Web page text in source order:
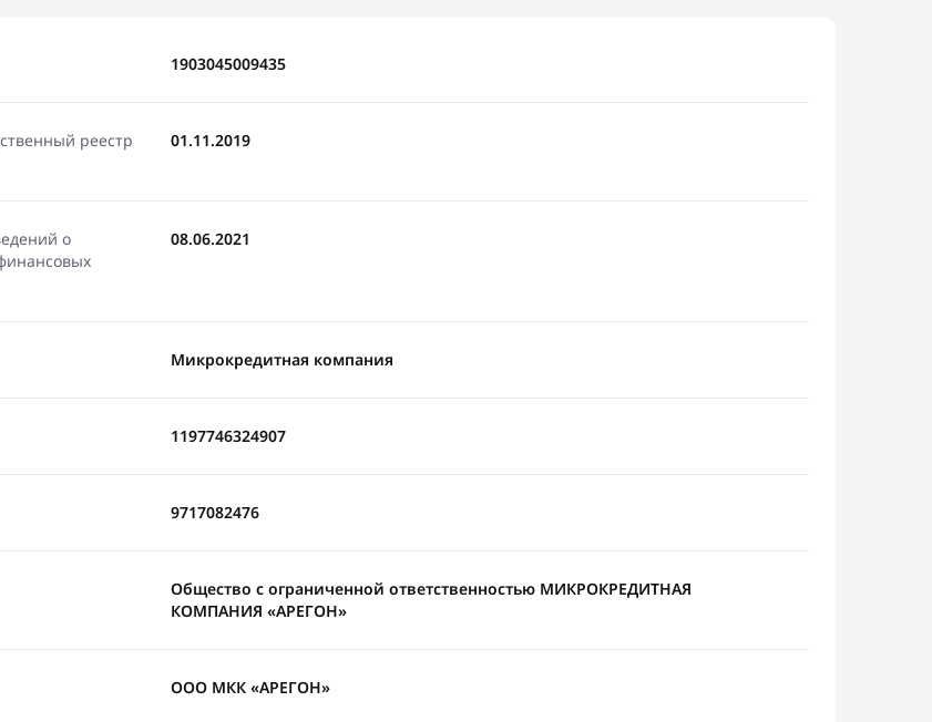
1903045009435
реестр
01.11.2019
о
08.06.2021
Микрокредитная компания
1197746324907
9717082476
Общество с ограниченной ответственностью МИКРОКРЕДИТНАЯ
КОМПАНИЯ «АРЕГОН»
ООО МКК «АРЕГОН»